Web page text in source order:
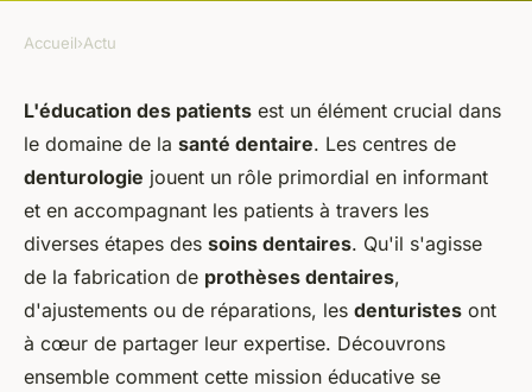
Accueil›Actu
L'éducation des patients est un élément crucial dans
le domaine de la santé dentaire. Les centres de
denturologie jouent un rôle primordial en informant
et en accompagnant les patients à travers les
diverses étapes des soins dentaires. Qu'il s'agisse
de la fabrication de prothèses dentaires,
d'ajustements ou de réparations, les denturistes ont
à cœur de partager leur expertise. Découvrons
ensemble comment cette mission éducative se